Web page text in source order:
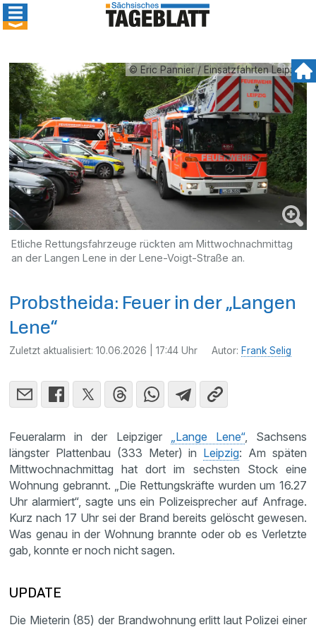
© Eric Pannier / Einsatzfahrten Leipzig
Etliche Rettungsfahrzeuge rückten am Mittwochnachmittag
an der Langen Lene in der Lene-Voigt-Straße an.
Probstheida: Feuer in der „Langen
Lene“
Zuletzt aktualisiert:10.06.2026 | 17:44 Uhr Autor: Frank Selig
Feueralarm in der Leipziger „Lange Lene“, Sachsens
längster Plattenbau (333 Meter) in Leipzig: Am späten
Mittwochnachmittag hat dort im sechsten Stock eine
Wohnung gebrannt. „Die Rettungskräfte wurden um 16.27
Uhr alarmiert“, sagte uns ein Polizeisprecher auf Anfrage.
Kurz nach 17 Uhr sei der Brand bereits gelöscht gewesen.
Was genau in der Wohnung brannte oder ob es Verletzte
gab, konnte er noch nicht sagen.
UPDATE
Die Mieterin (85) der Brandwohnung erlitt laut Polizei einer